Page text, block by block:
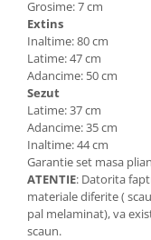
Grosime: 7 cm
Extins
Inaltime: 80 cm
Latime: 47 cm
Adancime: 50 cm
Sezut
Latime: 37 cm
Adancime: 35 cm
Inaltime: 44 cm
Garantie set masa
ATENTIE: Datorita
materiale diferite (
pal melaminat), va
scaun.